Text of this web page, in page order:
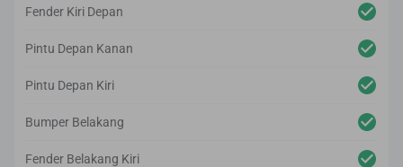
Fender Kiri Depan
Pintu Depan Kanan
Pintu Depan Kiri
Bumper Belakang
Fender Belakang Kiri